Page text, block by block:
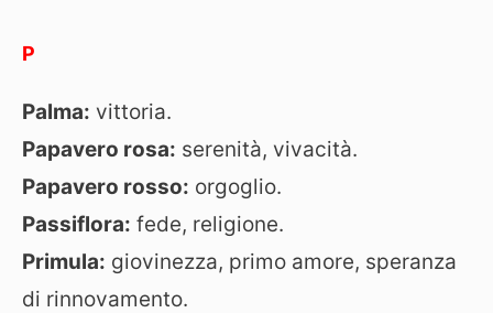
P
Palma: vittoria.
Papavero rosa: serenità, vivacità.
Papavero rosso: orgoglio.
Passiflora: fede, religione.
Primula: giovinezza, primo amore, speranza
di rinnovamento.